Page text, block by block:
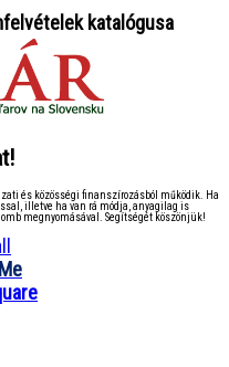
katalógusa
és közösségi finanszírozásból működik. Ha
illetve ha van rá módja, anyagilag is
megnyomásával. Segítségét köszönjük!